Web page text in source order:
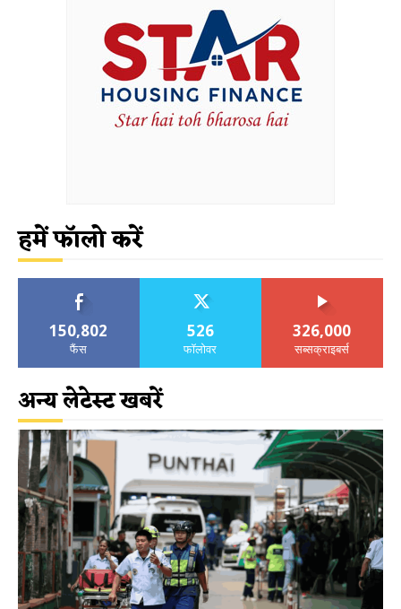
हमें फॉलो करें
150,802
फैंस
526
फॉलोवर
326,000
सब्सक्राइबर्स
अन्य लेटेस्ट खबरें